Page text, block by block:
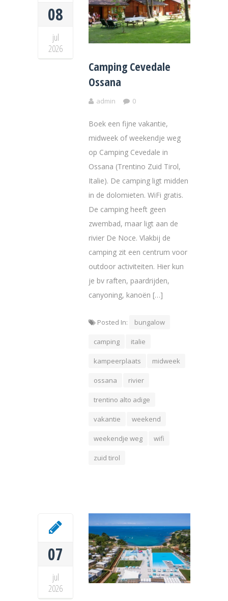
08
jul
2026
Camping Cevedale
Ossana
admin 0
Boek een fijne vakantie,
midweek of weekendje weg
op Camping Cevedale in
Ossana (Trentino Zuid Tirol,
Italie). De camping ligt midden
in de dolomieten. WiFi gratis.
De camping heeft geen
zwembad, maar ligt aan de
rivier De Noce. Vlakbij de
camping zit een centrum voor
outdoor activiteiten. Hier kun
je bv raften, paardrijden,
canyoning, kanoën […]
Posted In: bungalow
camping italie
kampeerplaats midweek
ossana rivier
trentino alto adige
vakantie weekend
weekendje weg wifi
zuid tirol
07
jul
2026